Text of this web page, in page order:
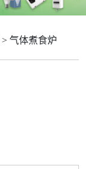
> 气体煮食炉